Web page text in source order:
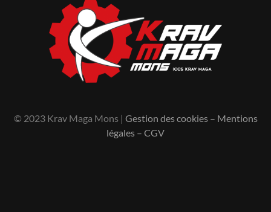
© 2023 Krav Maga Mons | Gestion des cookies– Mentions
légales – CGV